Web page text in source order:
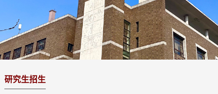
研究生招生